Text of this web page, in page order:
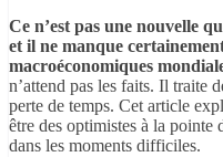
Ce n’est pas une nouvelle
et il ne manque
macroéconomiques
n’attend pas les faits. Il traite
perte de temps. Cet article
être des optimistes à la pointe
dans les moments difficiles.